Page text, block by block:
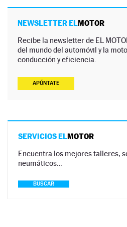
NEWSLETTER ELMOTOR
Recibe la newsletter de EL
del mundo del automóvil y la
conducción y eficiencia.
APÚNTATE
SERVICIOS ELMOTOR
Encuentra los mejores talleres,
neumáticos…
BUSCAR